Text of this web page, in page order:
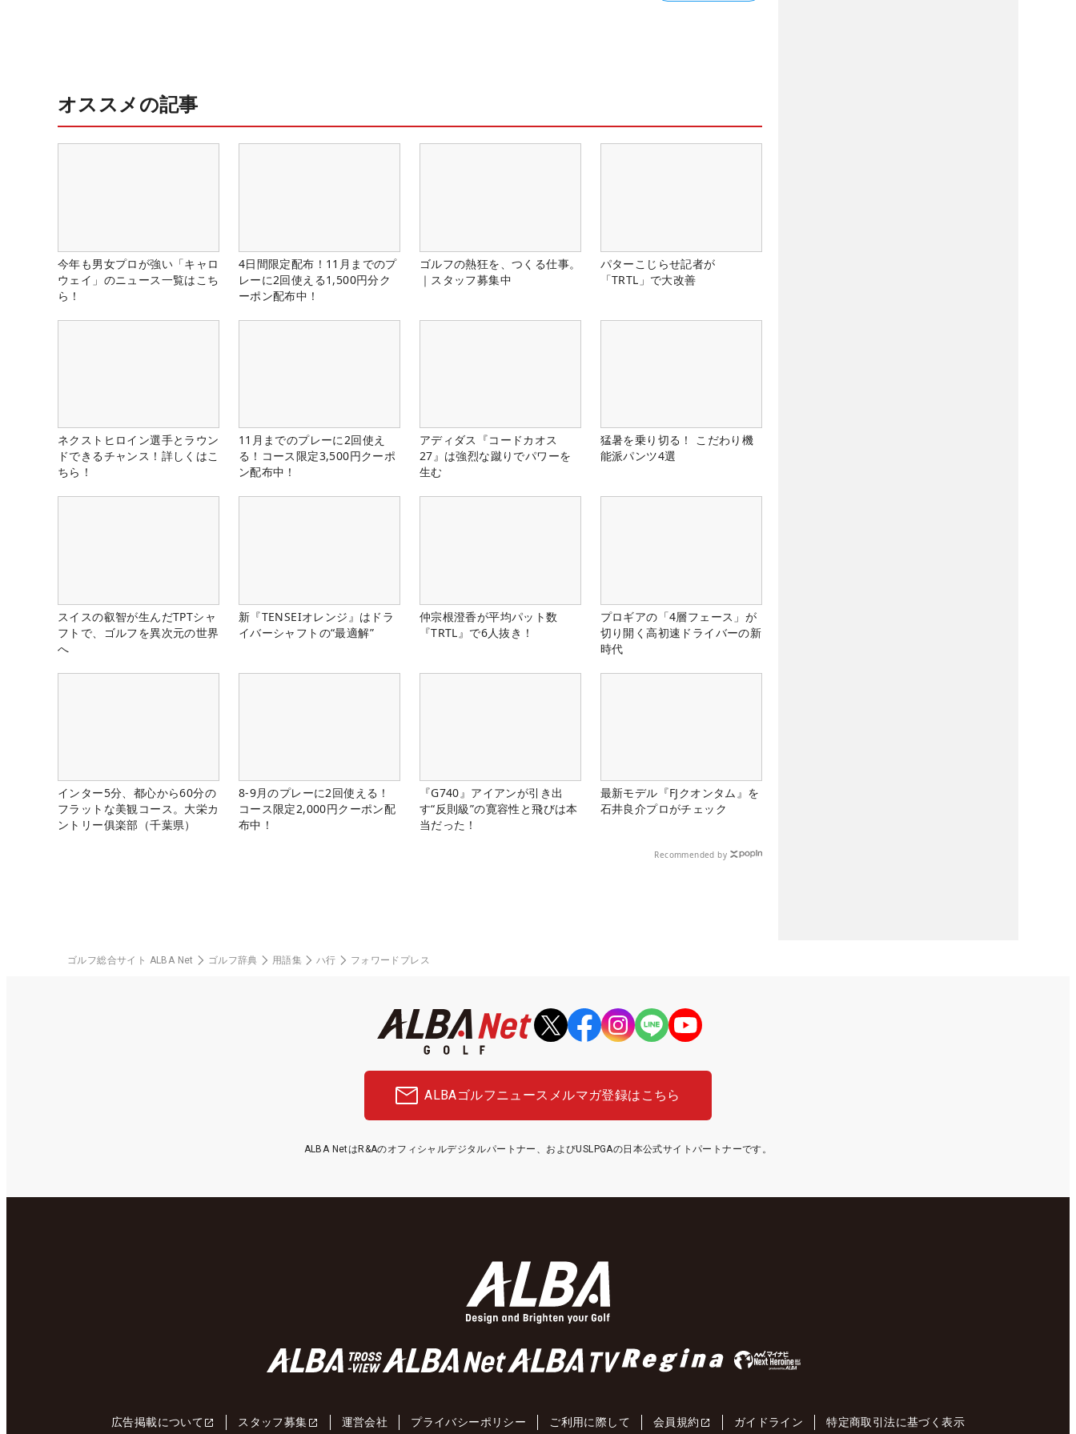
オススメの記事
今年も男女プロが強い「キャロ
ウェイ」のニュース一覧はこち
ら！
4日間限定配布！11月までのプ
レーに2回使える1,500円分ク
ーポン配布中！
ゴルフの熱狂を、つくる仕事。
｜スタッフ募集中
パターこじらせ記者が
「TRTL」で大改善
ネクストヒロイン選手とラウン
ドできるチャンス！詳しくはこ
ちら！
11月までのプレーに2回使え
る！コース限定3,500円クーポ
ン配布中！
アディダス『コードカオス
27』は強烈な蹴りでパワーを
生む
猛暑を乗り切る！ こだわり機
能派パンツ4選
スイスの叡智が生んだTPTシャ
フトで、ゴルフを異次元の世界
へ
新『TENSEIオレンジ』はドラ
イバーシャフトの“最適解”
仲宗根澄香が平均パット数
『TRTL』で6人抜き！
プロギアの「4層フェース」が
切り開く高初速ドライバーの新
時代
インター5分、都心から60分の
フラットな美観コース。大栄カ
ントリー俱楽部（千葉県）
8-9月のプレーに2回使える！
コース限定2,000円クーポン配
布中！
『G740』アイアンが引き出
す“反則級”の寛容性と飛びは本
当だった！
最新モデル『FJクオンタム』を
石井良介プロがチェック
Recommended by
ゴルフ総合サイト ALBA Net ゴルフ辞典 用語集 ハ行 フォワードプレス
ALBAゴルフニュース メルマガ登録はこちら
ALBA NetはR&Aのオフィシャルデジタルパートナー、およびUSLPGAの日本公式サイトパートナーです。
広告掲載について スタッフ募集 運営会社 プライバシーポリシー ご利用に際して 会員規約 ガイドライン 特定商取引法に基づく表示